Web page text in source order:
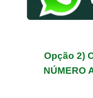
Opção 2)
NÚMERO